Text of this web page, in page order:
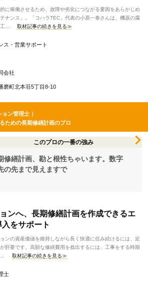
に稼働させるため、故障や劣化につながる要因をあらかじめ
ナンス」。「コハラTEC」代表の小原一泰さんは、機器の腐
...
取材記事の続きを見る≫
ス・営業サポート
会社
磨町北本荘5丁目8-10
ョン管理士 ）
ための長期修繕計画のプロ
このプロの一番の強み
修繕計画、勘と根性ちゃいます。数字
の先まで見えますで
ンへ、長期修繕計画を作成できるエ
をサポート
ンの資産価値を維持しながら長く快適に住み続けるには、定
肝要です。高額な修繕費用を捻出するには、工事をする時期
取材記事の続きを見る≫
士